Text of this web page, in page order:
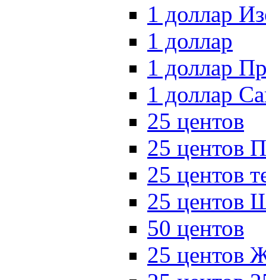
1 доллар
1 доллар
1 доллар
1 доллар
25 центов
25 центов
25 центов
25 центов
50 центов
25 центов